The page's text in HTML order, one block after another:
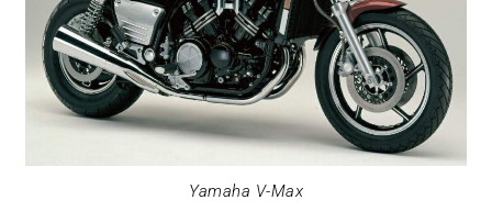
Yamaha V-Max